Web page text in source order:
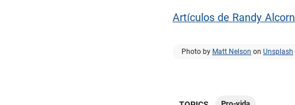
Artículos de Randy Alcorn
Photo by Matt Nelson on Unsplash